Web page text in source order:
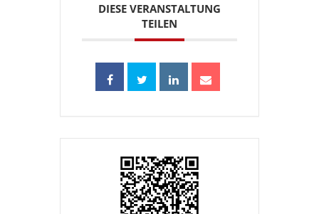
DIESE VERANSTALTUNG
TEILEN